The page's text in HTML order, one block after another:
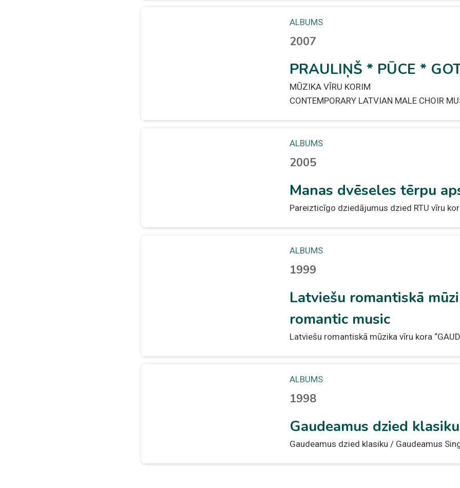
ALBUMS
2007
PRAULIŅŠ * PŪCE *
MŪZIKA VĪRU KORIM
CONTEMPORARY LATVIAN MALE CHOIR
ALBUMS
2005
Manas dvēseles tērpu
Pareizticīgo dziedājumus dzied RTU vīru
ALBUMS
1999
Latviešu romantiskā
romantic music
Latviešu romantiskā mūzika vīru kora
ALBUMS
1998
Gaudeamus dzied klasiku
Gaudeamus dzied klasiku / Gaudeamus